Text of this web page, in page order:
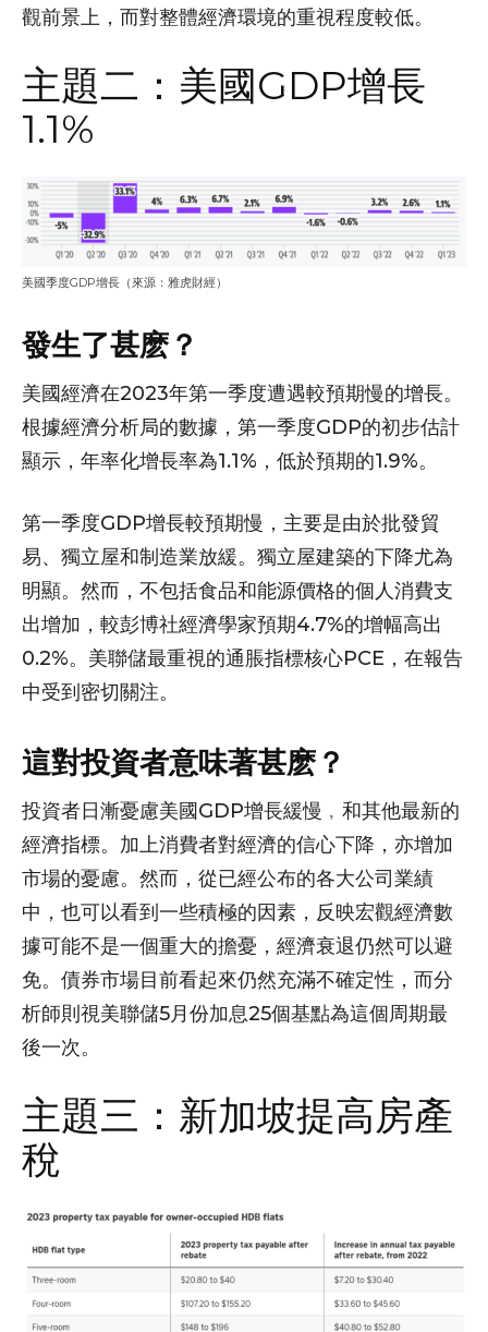
觀前景上，而對整體經濟環境的重視程度較低。
主題二：美國GDP增長
1.1%
美國季度GDP增長（來源：雅虎財經）
發生了甚麽？
美國經濟在2023年第一季度遭遇較預期慢的增長。
根據經濟分析局的數據，第一季度GDP的初步估計
顯示，年率化增長率為1.1%，低於預期的1.9%。
第一季度GDP增長較預期慢，主要是由於批發貿
易、獨立屋和制造業放緩。獨立屋建築的下降尤為
明顯。然而，不包括食品和能源價格的個人消費支
出增加，較彭博社經濟學家預期4.7%的增幅高出
0.2%。美聯儲最重視的通脹指標核心PCE，在報告
中受到密切關注。
這對投資者意味著甚麽？
投資者日漸憂慮美國GDP增長緩慢﹐和其他最新的
經濟指標。加上消費者對經濟的信心下降，亦增加
市場的憂慮。然而，從已經公布的各大公司業績
中，也可以看到一些積極的因素，反映宏觀經濟數
據可能不是一個重大的擔憂，經濟衰退仍然可以避
免。債券市場目前看起來仍然充滿不確定性，而分
析師則視美聯儲5月份加息25個基點為這個周期最
後一次。
主題三：新加坡提高房產
稅